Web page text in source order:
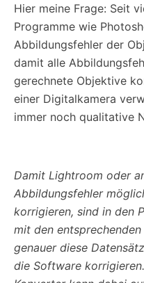
Hier meine Frage: Seit
Programme wie
Abbildungsfehler der
damit alle
gerechnete Objektive
einer Digitalkamera
immer noch qualitative
Damit Lightroom oder
Abbildungsfehler
korrigieren, sind in den
mit den
genauer diese
die Software